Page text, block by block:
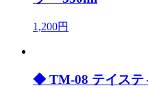
1,200円
◆ TM-08 テイステ